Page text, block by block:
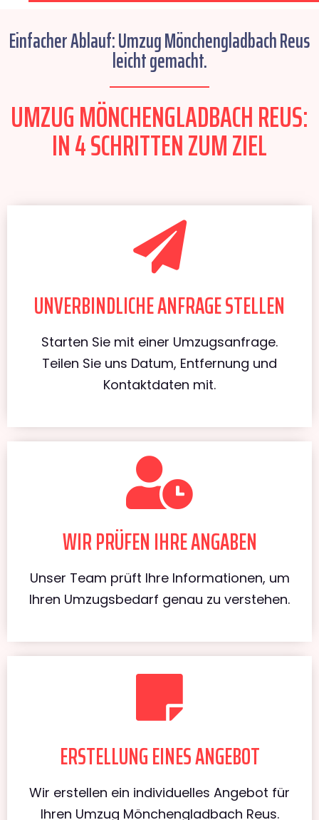
Einfacher Ablauf: Umzug Mönchengladbach Reus
leicht gemacht.
UMZUG MÖNCHENGLADBACH REUS:
IN 4 SCHRITTEN ZUM ZIEL
UNVERBINDLICHE ANFRAGE STELLEN
Starten Sie mit einer Umzugsanfrage.
Teilen Sie uns Datum, Entfernung und
Kontaktdaten mit.
WIR PRÜFEN IHRE ANGABEN
Unser Team prüft Ihre Informationen, um
Ihren Umzugsbedarf genau zu verstehen.
ERSTELLUNG EINES ANGEBOT
Wir erstellen ein individuelles Angebot für
Ihren Umzug Mönchengladbach Reus.